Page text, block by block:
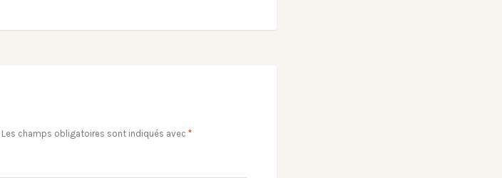
Les champs obligatoires sont indiqués avec *